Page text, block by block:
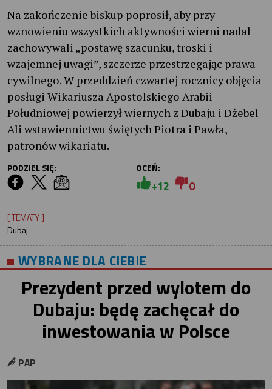
Na zakończenie biskup poprosił, aby przy
wznowieniu wszystkich aktywności wierni nadal
zachowywali „postawę szacunku, troski i
wzajemnej uwagi”, szczerze przestrzegając prawa
cywilnego. W przeddzień czwartej rocznicy objęcia
posługi Wikariusza Apostolskiego Arabii
Południowej powierzył wiernych z Dubaju i Dżebel
Ali wstawiennictwu świętych Piotra i Pawła,
patronów wikariatu.
PODZIEL SIĘ: OCEŃ:
+12 0
[ TEMATY ]
Dubaj
WYBRANE DLA CIEBIE
Prezydent przed wylotem do
Dubaju: będę zachęcał do
inwestowania w Polsce
PAP